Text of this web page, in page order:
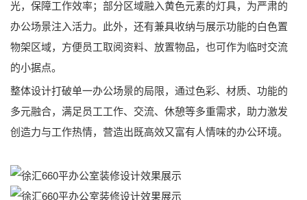
光，保障工作效率；部分区域融入黄色元素的灯具，为严肃的
办公场景注入活力。此外，还有兼具收纳与展示功能的白色置
物架区域，方便员工取阅资料、放置物品，也可作为临时交流
的小据点。
整体设计打破单一办公场景的局限，通过色彩、材质、功能的
多元融合，满足员工工作、交流、休憩等多重需求，助力激发
创造力与工作热情，营造出既高效又富有人情味的办公环境。